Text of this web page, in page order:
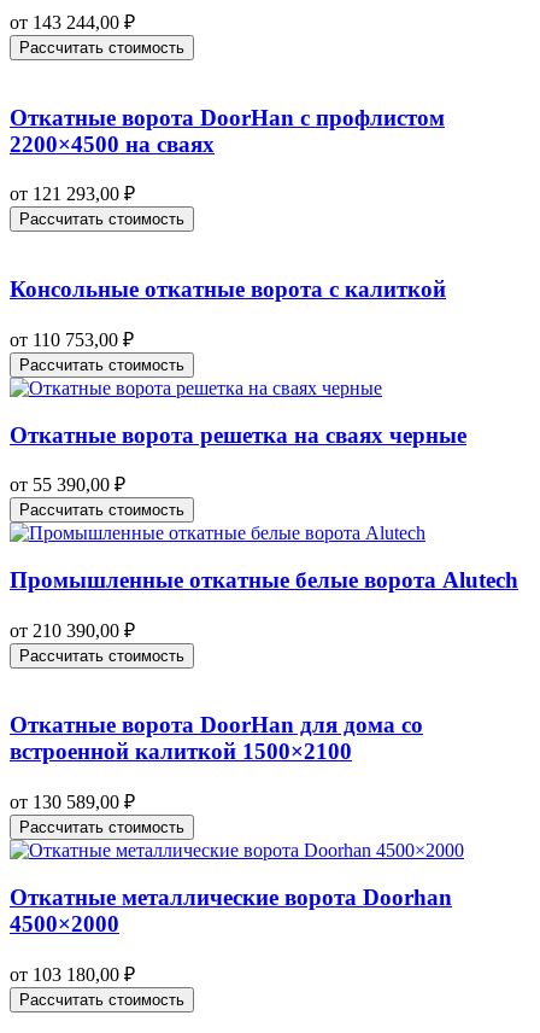
от 143 244,00 ₽
Рассчитать стоимость
Откатные ворота DoorHan с профлистом
2200×4500 на сваях
от 121 293,00 ₽
Рассчитать стоимость
Консольные откатные ворота с калиткой
от 110 753,00 ₽
Рассчитать стоимость
Откатные ворота решетка на сваях черные
от 55 390,00 ₽
Рассчитать стоимость
Промышленные откатные белые ворота Alutech
от 210 390,00 ₽
Рассчитать стоимость
Откатные ворота DoorHan для дома со
встроенной калиткой 1500×2100
от 130 589,00 ₽
Рассчитать стоимость
Откатные металлические ворота Doorhan
4500×2000
от 103 180,00 ₽
Рассчитать стоимость